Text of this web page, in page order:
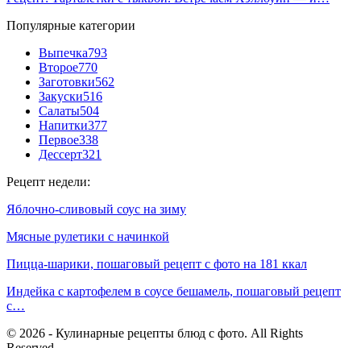
Популярные категории
Выпечка793
Второе770
Заготовки562
Закуски516
Салаты504
Напитки377
Первое338
Дессерт321
Рецепт недели:
Яблочно-сливовый соус на зиму
Мясные рулетики с начинкой
Пицца-шарики, пошаговый рецепт с фото на 181 ккал
Индейка с картофелем в соусе бешамель, пошаговый рецепт
с…
© 2026 - Кулинарные рецепты блюд с фото. All Rights